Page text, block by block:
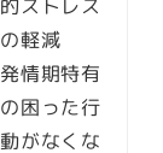
的ストレス
の軽減
発情期特有
の困った行
動がなくな